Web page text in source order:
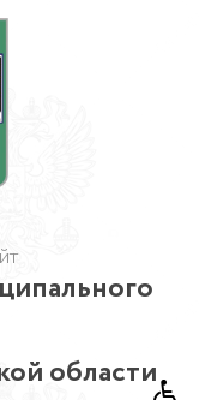
области